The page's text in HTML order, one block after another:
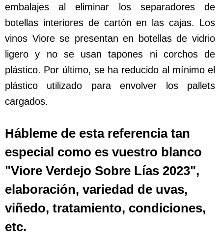
embalajes al eliminar los separadores de
botellas interiores de cartón en las cajas. Los
vinos Viore se presentan en botellas de vidrio
ligero y no se usan tapones ni corchos de
plástico. Por último, se ha reducido al mínimo el
plástico utilizado para envolver los pallets
cargados.
Hábleme de esta referencia tan
especial como es vuestro blanco
"Viore Verdejo Sobre Lías 2023",
elaboración, variedad de uvas,
viñedo, tratamiento, condiciones,
etc.